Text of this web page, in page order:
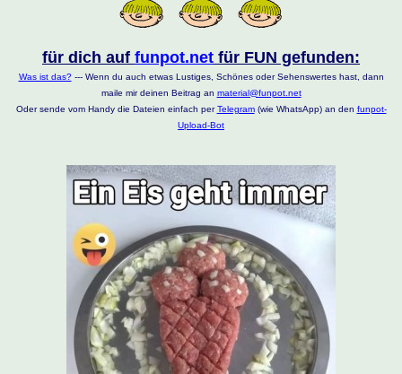
für dich auf funpot.net für FUN gefunden:
Was ist das?--- Wenn du auch etwas Lustiges, Schönes oder Sehenswertes hast, dann
maile mir deinen Beitrag an material@funpot.net
Oder sende vom Handy die Dateien einfach perTelegram(wie WhatsApp) an den funpot-
Upload-Bot